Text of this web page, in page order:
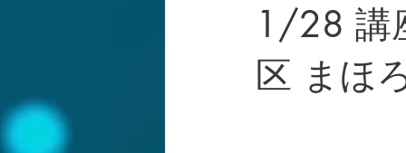
1/28 講
区 まほ